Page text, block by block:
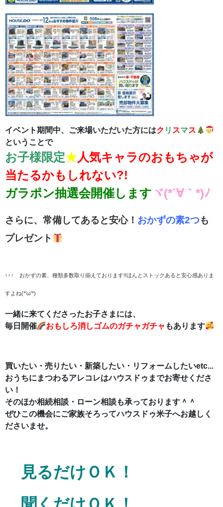
イベント期間中、ご来場いただいた方にはク リ スマス
ということで
お子様限定★人気キャラのおもちゃが
当たるかもしれない?!
ガラポン抽選会開催します ヾ(*´∀｀*)ﾉ
さらに、常備してあると安心！ おかずの素2つも
プレゼント
↑↑↑ おかずの素、種類多数取り揃えております!!ほんとストックあると安心感ありま
すよね(*'ω'*)
一緒に来てくださったお子さまには、
毎日開催
おもしろ消しゴムのガチャガチャ もあります
買いたい・売りたい・新築したい・リフォームしたいetc...
おうちにまつわるアレコレはハウスドゥまでお寄せくださ
い！
そのほか相続相談・ローン相談も承っております＾＾
ぜひこの機会にご家族そろってハウスドゥ米子へお越しく
ださいませ。
見るだけＯＫ！